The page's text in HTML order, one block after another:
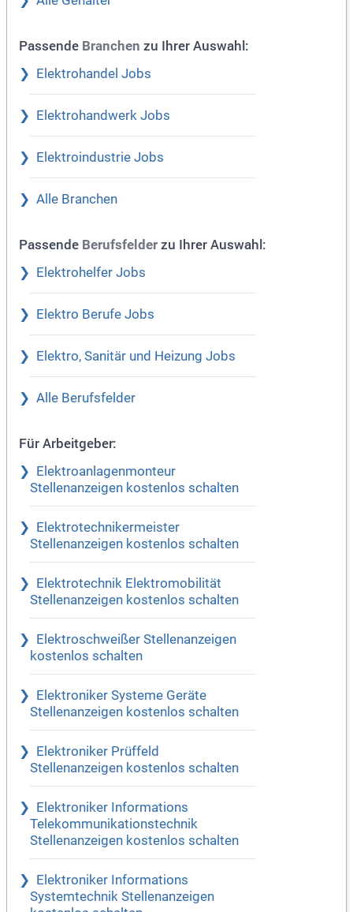
Passende Branchen zu Ihrer Auswahl:
Elektrohandel Jobs
Elektrohandwerk Jobs
Elektroindustrie Jobs
Alle Branchen
Passende Berufsfelder zu Ihrer Auswahl:
Elektrohelfer Jobs
Elektro Berufe Jobs
Elektro, Sanitär und Heizung Jobs
Alle Berufsfelder
Für Arbeitgeber:
Elektroanlagenmonteur
Stellenanzeigen kostenlos schalten
Elektrotechnikermeister
Stellenanzeigen kostenlos schalten
Elektrotechnik Elektromobilität
Stellenanzeigen kostenlos schalten
Elektroschweißer Stellenanzeigen
kostenlos schalten
Elektroniker Systeme Geräte
Stellenanzeigen kostenlos schalten
Elektroniker Prüffeld
Stellenanzeigen kostenlos schalten
Elektroniker Informations
Telekommunikationstechnik
Stellenanzeigen kostenlos schalten
Elektroniker Informations
Systemtechnik Stellenanzeigen